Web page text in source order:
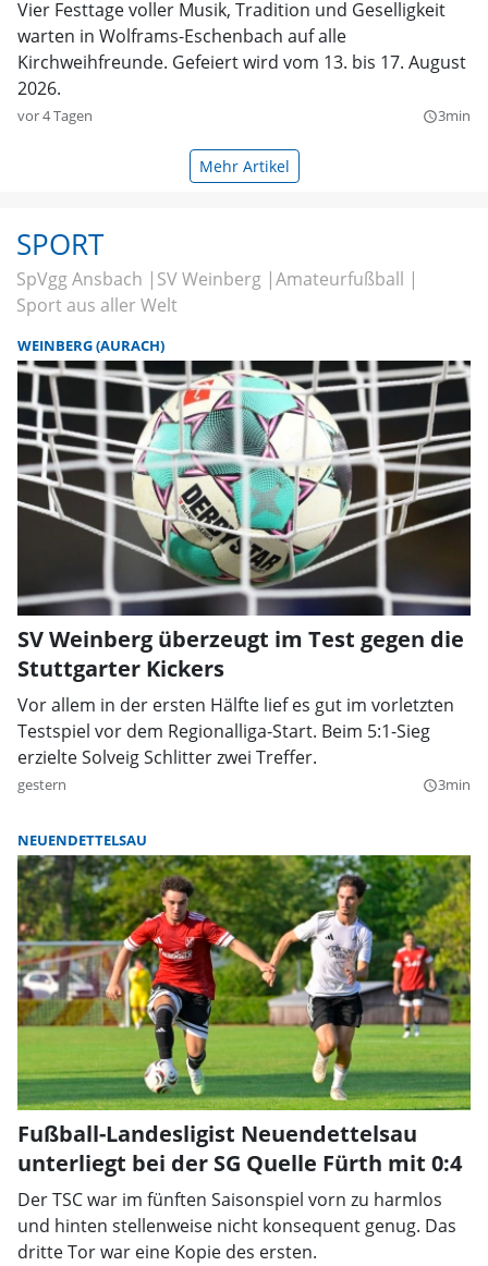
Vier Festtage voller Musik, Tradition und Geselligkeit
warten in Wolframs-Eschenbach auf alle
Kirchweihfreunde. Gefeiert wird vom 13. bis 17. August
2026.
vor 4 Tagen query_builder3min
Mehr Artikel
SPORT
SpVgg Ansbach SV Weinberg Amateurfußball
Sport aus aller Welt
WEINBERG (AURACH)
SV Weinberg überzeugt im Test gegen die
Stuttgarter Kickers
Vor allem in der ersten Hälfte lief es gut im vorletzten
Testspiel vor dem Regionalliga-Start. Beim 5:1-Sieg
erzielte Solveig Schlitter zwei Treffer.
gestern query_builder3min
NEUENDETTELSAU
Fußball-Landesligist Neuendettelsau
unterliegt bei der SG Quelle Fürth mit 0:4
Der TSC war im fünften Saisonspiel vorn zu harmlos
und hinten stellenweise nicht konsequent genug. Das
dritte Tor war eine Kopie des ersten.